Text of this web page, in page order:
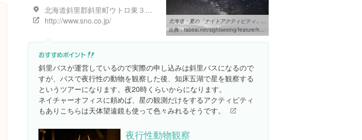
北海道斜里郡斜里町ウトロ東３６５
http://www.sno.co.jp/
北海道・夏の「ナイトアクティビティ」4選。星空の下で特別な思い出 ...
出典：tabirai.net/sightseeing/feature/hokkaido-nightactivity.aspx
斜里バスが運営しているので実際の申し込みは斜里バスになるので
すが、バスで夜行性の動物を観察した後、知床五湖で星を観察する
というツアーになります。夜20時くらいからになります。
ネイチャーオフィスに頼めば、星の観測だけをするアクティビティ
もありこちらは天体望遠鏡も使って色々みれるそうです。
夜行性動物観察